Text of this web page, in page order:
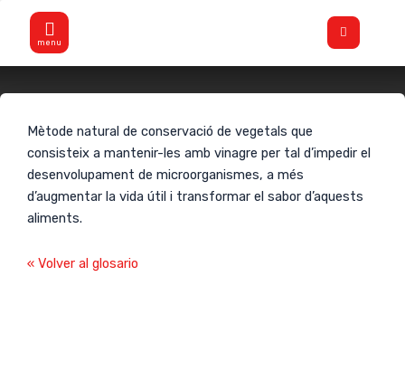
contingut
Flyout
Menu
Mètode natural de conservació de vegetals que
consisteix a mantenir-les amb vinagre per tal d’impedir el
desenvolupament de microorganismes, a més
d’augmentar la vida útil i transformar el sabor d’aquests
aliments.
« Volver al glosario